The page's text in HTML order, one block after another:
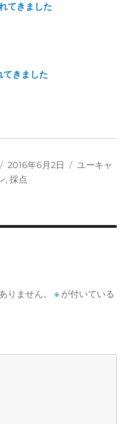
てきました
てきました
投
稿
2016年6月2日
カ
ユーキャ
,採点
りません。 ※ が付いている